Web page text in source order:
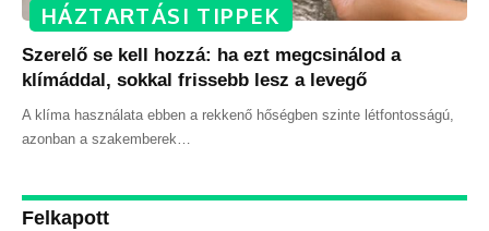
HÁZTARTÁSI TIPPEK
Szerelő se kell hozzá: ha ezt megcsinálod a
klímáddal, sokkal frissebb lesz a levegő
A klíma használata ebben a rekkenő hőségben szinte létfontosságú,
azonban a szakemberek…
Felkapott